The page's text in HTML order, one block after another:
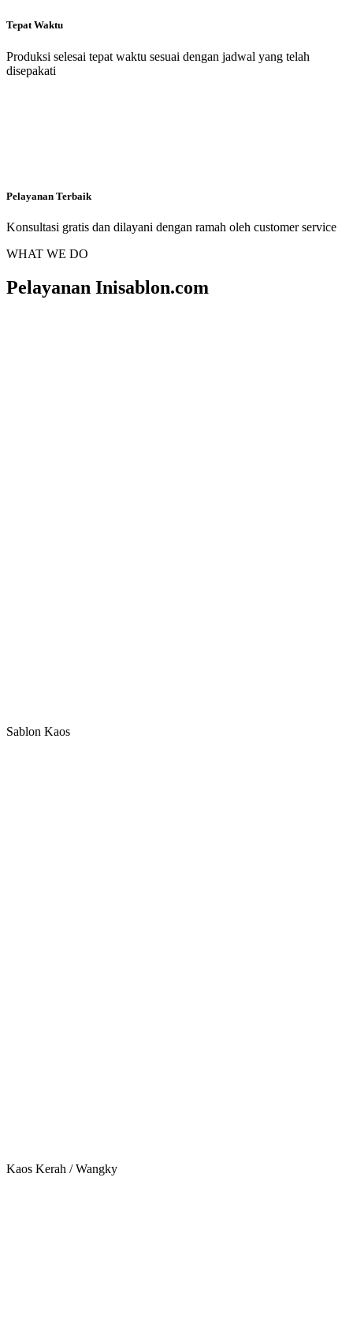
Tepat Waktu
Produksi selesai tepat waktu sesuai dengan jadwal yang telah
disepakati
Pelayanan Terbaik
Konsultasi gratis dan dilayani dengan ramah oleh customer service
WHAT WE DO
Pelayanan Inisablon.com
Sablon Kaos
Kaos Kerah / Wangky